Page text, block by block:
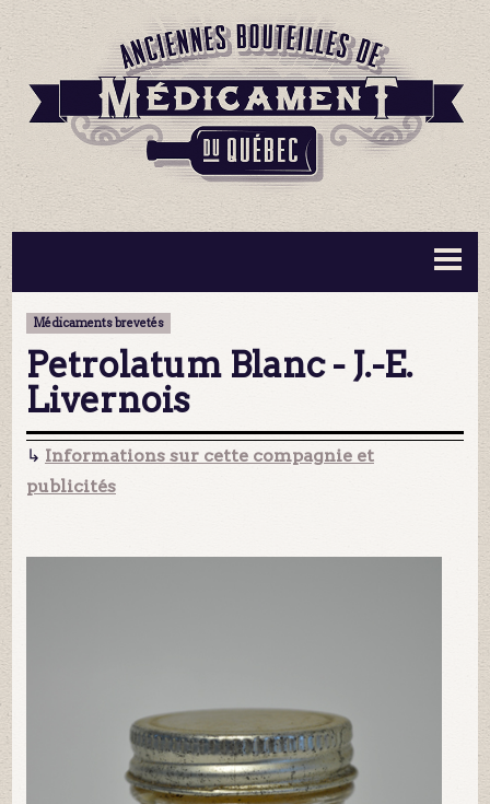
BOUTEILLES ▼
MA COLLECTION
CONTACT
Médicaments brevetés
Petrolatum Blanc - J.-E.
Livernois
↳ Informations sur cette compagnie et
publicités